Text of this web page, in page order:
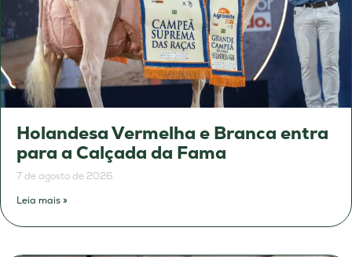
Holandesa Vermelha e Branca entra
para a Calçada da Fama
7 de agosto de 2026
Leia mais »